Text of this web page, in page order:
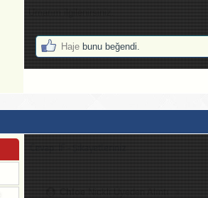
Umarım ilgilenirsiniz.
Hajebunu beğendi.
Cevap: IF - Şikayetleriniz
ChloeNickli Üyeden Alıntı